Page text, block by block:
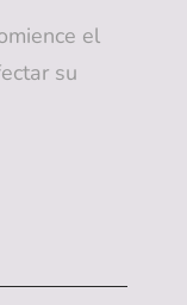
el
su